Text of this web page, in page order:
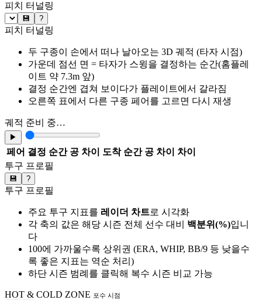
피치 터널링
💾 ?
피치 터널링
두 구종이 손에서 떠나 날아오는 3D 궤적 (타자 시점)
가운데 점선 면 = 타자가 스윙을 결정하는 순간(홈플레
이트 약 7.3m 앞)
결정 순간엔 겹쳐 보이다가 플레이트에서 갈라짐
오른쪽 표에서 다른 구종 페어를 고르면 다시 재생
궤적 준비 중…
▶
페어 결정 순간 공 차이 도착 순간 공 차이
차이
투구 프로필
💾 ?
투구 프로필
주요 투구 지표를 레이더 차트로 시각화
각 축의 값은 해당 시즌 전체 선수 대비 백분위(%)입니
다
100에 가까울수록 상위권 (ERA, WHIP, BB/9 등 낮을수
록 좋은 지표는 역순 처리)
하단 시즌 범례를 클릭해 복수 시즌 비교 가능
HOT & COLD ZONE 포수 시점